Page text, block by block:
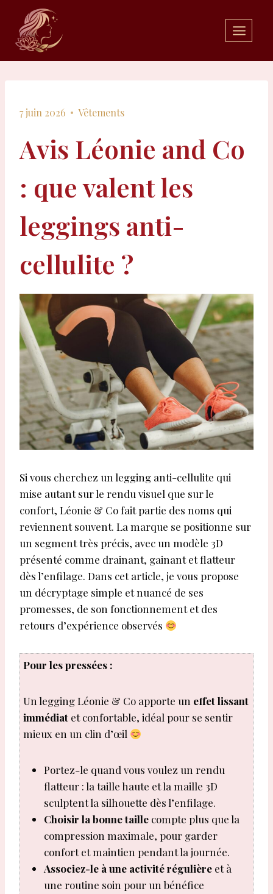
contenu
7 juin 2026 Vêtements
Avis Léonie and Co
: que valent les
leggings anti-
cellulite ?
Si vous cherchez un legging anti-cellulite qui
mise autant sur le rendu visuel que sur le
confort, Léonie & Co fait partie des noms qui
reviennent souvent. La marque se positionne sur
un segment très précis, avec un modèle 3D
présenté comme drainant, gainant et flatteur
dès l’enfilage. Dans cet article, je vous propose
un décryptage simple et nuancé de ses
promesses, de son fonctionnement et des
retours d’expérience observés
Pour les pressées :
Un legging Léonie & Co apporte un effet lissant
immédiat et confortable, idéal pour se sentir
mieux en un clin d’œil
Portez-le quand vous voulez un rendu
flatteur : la taille haute et la maille 3D
sculptent la silhouette dès l’enfilage.
Choisir la bonne taille compte plus que la
compression maximale, pour garder
confort et maintien pendant la journée.
Associez-le à une activité régulière et à
une routine soin pour un bénéfice